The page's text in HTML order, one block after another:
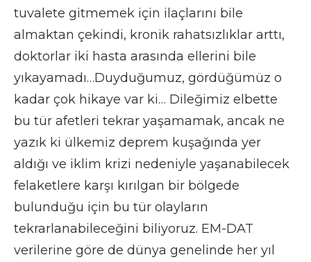
tuvalete gitmemek için ilaçlarını bile
almaktan çekindi, kronik rahatsızlıklar arttı,
doktorlar iki hasta arasında ellerini bile
yıkayamadı…Duyduğumuz, gördüğümüz o
kadar çok hikaye var ki… Dileğimiz elbette
bu tür afetleri tekrar yaşamamak, ancak ne
yazık ki ülkemiz deprem kuşağında yer
aldığı ve iklim krizi nedeniyle yaşanabilecek
felaketlere karşı kırılgan bir bölgede
bulunduğu için bu tür olayların
tekrarlanabileceğini biliyoruz. EM-DAT
verilerine göre de dünya genelinde her yıl